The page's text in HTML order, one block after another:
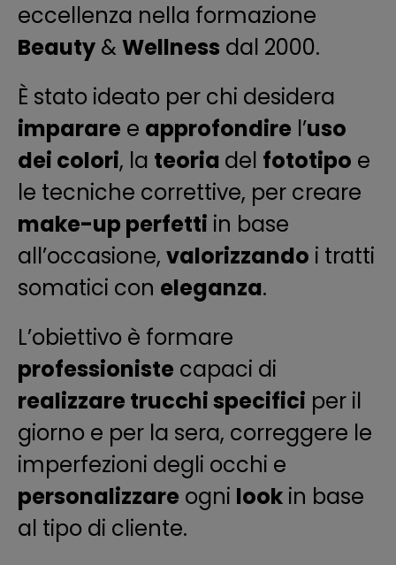
eccellenza nella formazione
Beauty &Wellness dal 2000.
È stato ideato per chi desidera
imparare e approfondire l’uso
dei colori, la teoria del fototipo e
le tecniche correttive, per creare
make-up perfetti in base
all’occasione, valorizzando i tratti
somatici con eleganza.
L’obiettivo è formare
professioniste capaci di
realizzare trucchi specifici per il
giorno e per la sera, correggere le
imperfezioni degli occhi e
personalizzare ogni look in base
al tipo di cliente.